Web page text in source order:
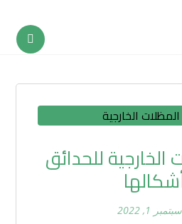
الخارجية للحدائق
سبتمبر 1, 2022